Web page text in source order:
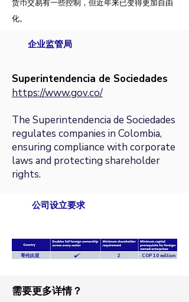
货币交易有一些控制，但近年来已变得更加自由
化。
企业监管局
Superintendencia de Sociedades
https://www.gov.co/
The Superintendencia de Sociedades
regulates companies in Colombia,
ensuring compliance with corporate
laws and protecting shareholder
rights.
公司设立要求
哥伦比亚 2 COP 10 million
需要更多详情？